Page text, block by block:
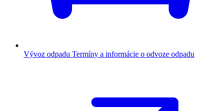
Vývoz odpadu Termíny a informácie o odvoze odpadu